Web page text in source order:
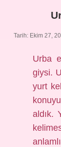
Tarih: Ekim 27,
Urba
giysi.
yurt
aldık.